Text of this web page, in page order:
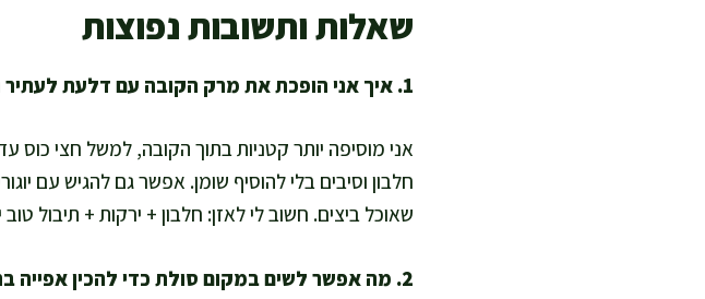
שאלות ותשובות נפוצות
1. איך אני הופכת את מרק הקובה עם דלעת לעתיר חלבון יותר?
אני מוסיפה יותר קטניות בתוך הקובה, למשל חצי כוס
חלבון וסיבים בלי להוסיף שומן. אפשר גם להגיש עם
שאוכל ביצים. חשוב לי לאזן: חלבון + ירקות + תיבול
2. מה אפשר לשים במקום סולת כדי להכין אפייה בריאה או קובה ללא גלוטן?